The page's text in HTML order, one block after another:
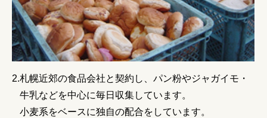
札幌近郊の食品会社と契約し、パン粉やジャガイモ・
牛乳などを中心に毎日収集しています。
小麦系をベースに独自の配合をしています。